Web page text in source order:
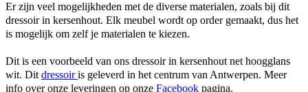
Er zijn veel mogelijkheden met de diverse materialen, zoals bij dit
dressoir in kersenhout. Elk meubel wordt op order gemaakt, dus het
is mogelijk om zelf je materialen te kiezen.
Dit is een voorbeeld van ons dressoir in kersenhout net hoogglans
wit. Dit dressoiris geleverd in het centrum van Antwerpen. Meer
info over onze leveringen op onze Facebook pagina.